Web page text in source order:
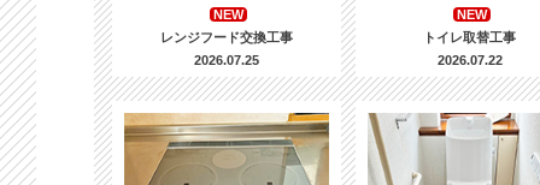
NEW
レンジフード交換工事
2026.07.25
NEW
トイレ取替工事
2026.07.22